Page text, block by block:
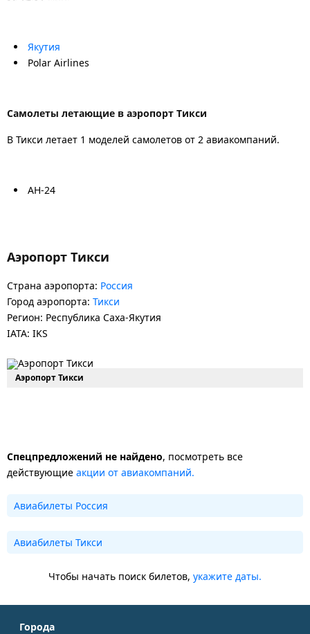
Якутия
Polar Airlines
Самолеты летающие в аэропорт Тикси
В Тикси летает 1 моделей самолетов от 2 авиакомпаний.
АН-24
Аэропорт Тикси
Страна аэропорта: Россия
Город аэропорта: Тикси
Регион: Республика Саха-Якутия
IATA: IKS
Аэропорт Тикси
Спецпредложений не найдено, посмотреть все
действующие акции от авиакомпаний.
Авиабилеты Россия
Авиабилеты Тикси
Чтобы начать поиск билетов, укажите даты.
Города